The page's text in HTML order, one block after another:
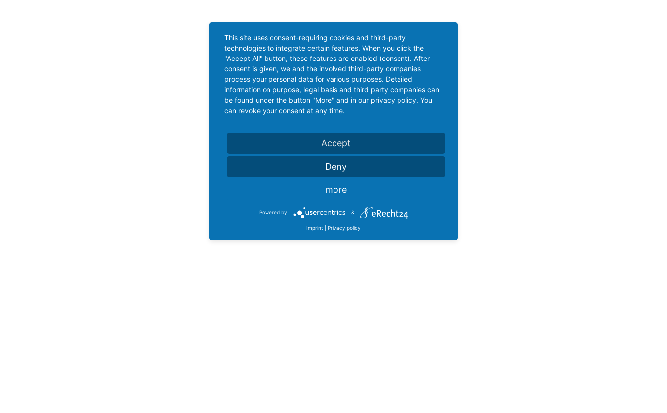
This site uses consent-requiring cookies and third-party
technologies to integrate certain features. When you click the
"Accept All" button, these features are enabled (consent). After
consent is given, we and the involved third-party companies
process your personal data for various purposes. Detailed
information on purpose, legal basis and third party companies can
be found under the button "More" and in our privacy policy. You
can revoke your consent at any time.
Accept
Deny
more
Powered by &
Imprint Privacy policy